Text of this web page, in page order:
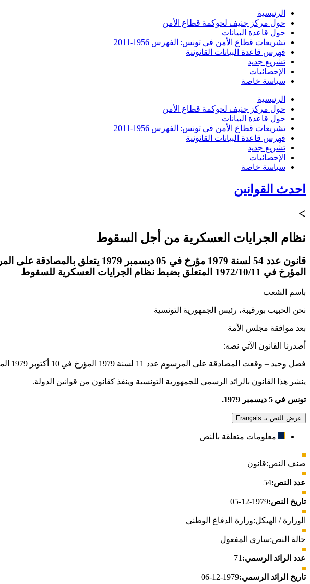
الرئيسية
حول مركز جنيف لحوكمة قطاع الأمن
حول قاعدة البيانات
تشريعات قطاع الأمن في تونس: الفهرس 1956-2011
فهرس قاعدة البيانات القانونية
تشريع جديد
الإحصائيات
سياسة خاصة
الرئيسية
حول مركز جنيف لحوكمة قطاع الأمن
حول قاعدة البيانات
تشريعات قطاع الأمن في تونس: الفهرس 1956-2011
فهرس قاعدة البيانات القانونية
تشريع جديد
الإحصائيات
سياسة خاصة
احدث القوانين
>
نظام الجرايات العسكرية من أجل السقوط
المؤرخ في 1972/10/11 المتعلق بضبط نظام الجرايات العسكرية للسقوط
باسم الشعب
نحن الحبيب بورقيبة، رئيس الجمهورية التونسية
بعد موافقة مجلس الأمة
أصدرنا القانون الآتي نصه:
فصل وحيد – وقعت المصادقة على المرسوم عدد 11 لسنة 1979 المؤرخ في 10 أكتوبر 1979 المتعلق بتنقيح المرسوم عدد 3 لسنة 1979 المؤرخ في 11 أكتوبر 1972 المتعلق بنظام الجرايات العسكرية للسقوط.
ينشر هذا القانون بالرائد الرسمي للجمهورية التونسية وينفذ كقانون من قوانين الدولة.
تونس في 5 ديسمبر 1979.
عرض النص بـ Français
معلومات متعلقة بالنص
صنف النص:قانون
عدد النص:54
تاريخ النص:1979-12-05
الوزارة / الهيكل:وزارة الدفاع الوطني
حالة النص:ساري المفعول
عدد الرائد الرسمي: 71
تاريخ الرائد الرسمي:1979-12-06